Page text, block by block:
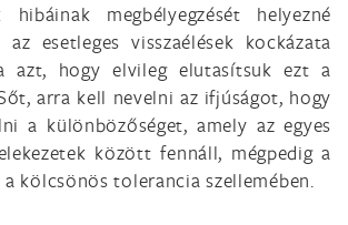
hibáinak megbélyegzését helyezné
esetleges visszaélések kockázata
azt, hogy elvileg elutasítsuk ezt a
arra kell nevelni az ifjúságot, hogy
a különbözőséget, amely az egyes
között fennáll, mégpedig a
a kölcsönös tolerancia szellemében.